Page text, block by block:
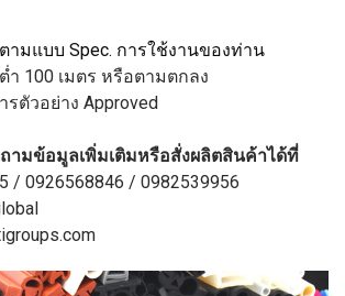
ามแบบ Spec. การใช้งานของท่าน
100 เมตร หรือตามตกลง
รตัวอย่าง Approved
ามข้อมูลเพิ่มเติมหรือสั่งผลิตสินค้าได้ที่
/ 0926568846 / 0982539956